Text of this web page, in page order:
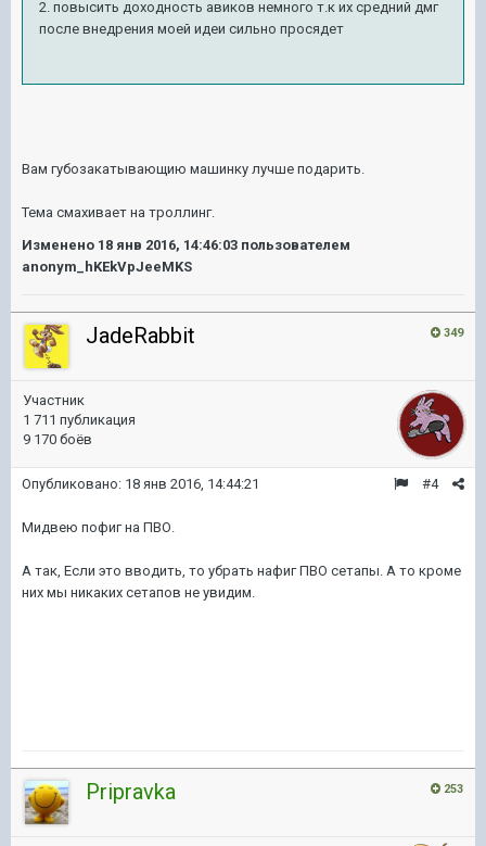
2. повысить доходность авиков немного т.к их средний дмг
после внедрения моей идеи сильно просядет
Вам губозакатывающию машинку лучше подарить.
Тема смахивает на троллинг.
Изменено 18 янв 2016, 14:46:03 пользователем
anonym_hKEkVpJeeMKS
349
JadeRabbit
Участник
1 711 публикация
9 170 боёв
#4
Опубликовано: 18 янв 2016, 14:44:21
Мидвею пофиг на ПВО.
А так, Если это вводить, то убрать нафиг ПВО сетапы. А то кроме
них мы никаких сетапов не увидим.
253
Pripravka